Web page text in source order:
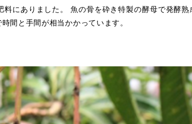
にありました。 魚の骨を砕き特製の酵母で発酵熟
間と手間が相当かかっています。